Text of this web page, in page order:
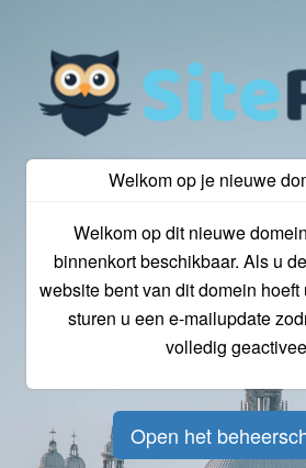
Welkom op je nieuwe
Welkom op dit nieuwe
binnenkort beschikbaar. Als u
website bent van dit domein hoeft
sturen u een e-mailupdate
volledig
Open het